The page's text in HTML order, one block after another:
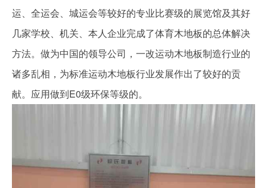
运、全运会、城运会等较好的专业比赛级的展览馆及其好
几家学校、机关、本人企业完成了体育木地板的总体解决
方法。做为中国的领导公司，一改运动木地板制造行业的
诸多乱相，为标准运动木地板行业发展作出了较好的贡
献。应用做到E0级环保等级的。